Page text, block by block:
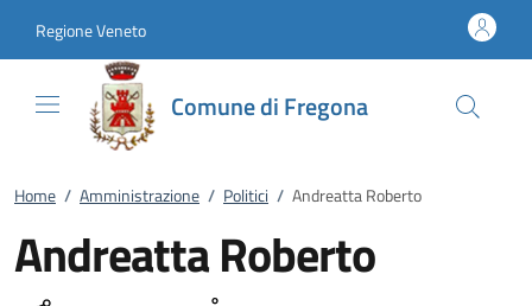
Regione Veneto
Comune di Fregona
Home / Amministrazione / Politici / Andreatta Roberto
Andreatta Roberto